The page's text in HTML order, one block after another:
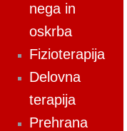
nega in
oskrba
Fizioterapija
Delovna
terapija
Prehrana